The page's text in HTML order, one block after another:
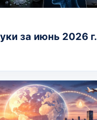
за июнь 2026 г.